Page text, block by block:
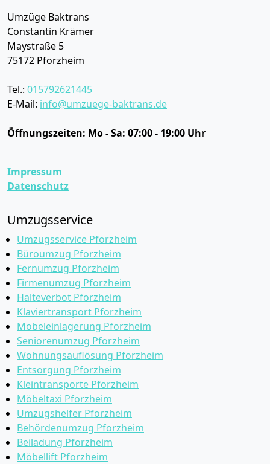
Umzüge Baktrans
Constantin Krämer
Maystraße 5
75172 Pforzheim
Tel.: 015792621445
E-Mail: info@umzuege-baktrans.de
Öffnungszeiten: Mo - Sa: 07:00 - 19:00 Uhr
Impressum
Datenschutz
Umzugsservice
Umzugsservice Pforzheim
Büroumzug Pforzheim
Fernumzug Pforzheim
Firmenumzug Pforzheim
Halteverbot Pforzheim
Klaviertransport Pforzheim
Möbeleinlagerung Pforzheim
Seniorenumzug Pforzheim
Wohnungsauflösung Pforzheim
Entsorgung Pforzheim
Kleintransporte Pforzheim
Möbeltaxi Pforzheim
Umzugshelfer Pforzheim
Behördenumzug Pforzheim
Beiladung Pforzheim
Möbellift Pforzheim